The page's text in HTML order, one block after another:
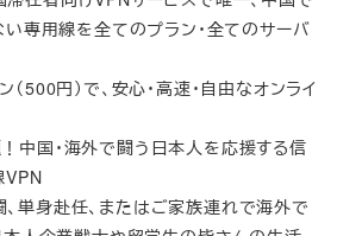
専用線を全てのプラン・全てのサーバ
（500円）で、安心・高速・自由なオンライ
中国・海外で闘う日本人を応援する信
VPN
単身赴任、またはご家族連れで海外で